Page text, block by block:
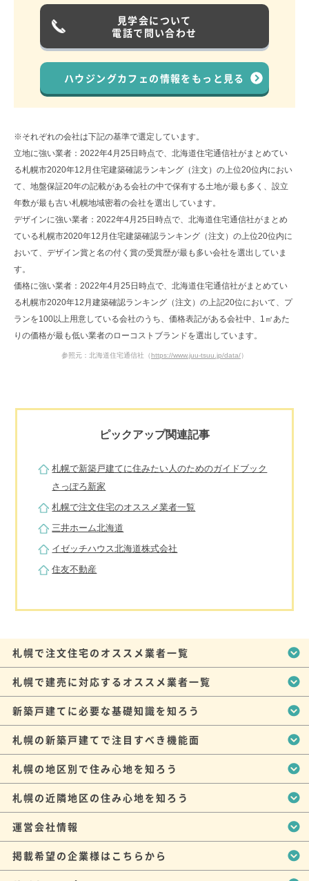
見学会について
電話で問い合わせ
ハウジングカフェの情報をもっと見る
※それぞれの会社は下記の基準で選定しています。
立地に強い業者：2022年4月25日時点で、北海道住宅通信社がまとめてい
る札幌市2020年12月住宅建築確認ランキング（注文）の上位20位内におい
て、地盤保証20年の記載がある会社の中で保有する土地が最も多く、設立
年数が最も古い札幌地域密着の会社を選出しています。
デザインに強い業者：2022年4月25日時点で、北海道住宅通信社がまとめ
ている札幌市2020年12月住宅建築確認ランキング（注文）の上位20位内に
おいて、デザイン賞と名の付く賞の受賞歴が最も多い会社を選出していま
す。
価格に強い業者：2022年4月25日時点で、北海道住宅通信社がまとめてい
る札幌市2020年12月建築確認ランキング（注文）の上記20位において、プ
ランを100以上用意している会社のうち、価格表記がある会社中、1㎡あた
りの価格が最も低い業者のローコストブランドを選出しています。
参照元：北海道住宅通信社（https://www.juu-tsuu.jp/data/）
ピックアップ関連記事
札幌で新築戸建てに住みたい人のためのガイドブック
さっぽろ新家
札幌で注文住宅のオススメ業者一覧
三井ホーム北海道
イゼッチハウス北海道株式会社
住友不動産
札幌で注文住宅のオススメ業者一覧
札幌で建売に対応するオススメ業者一覧
新築戸建てに必要な基礎知識を知ろう
札幌の新築戸建てで注目すべき機能面
札幌の地区別で住み心地を知ろう
札幌の近隣地区の住み心地を知ろう
運営会社情報
掲載希望の企業様はこちらから